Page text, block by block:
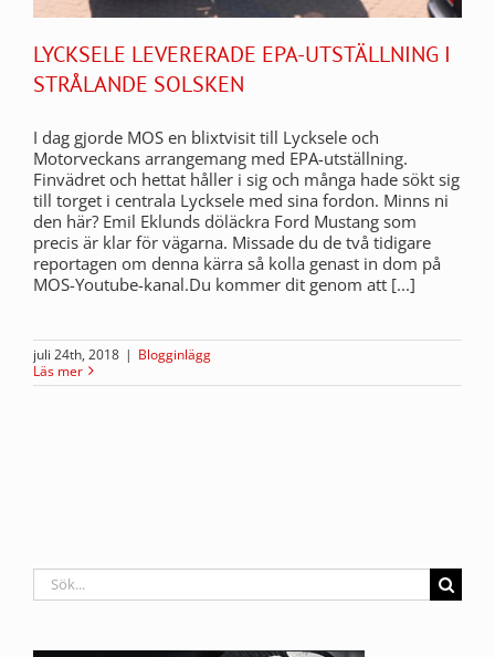
LYCKSELE LEVERERADE EPA-UTSTÄLLNING I
STRÅLANDE SOLSKEN
I dag gjorde MOS en blixtvisit till Lycksele och
Motorveckans arrangemang med EPA-utställning.
Finvädret och hettat håller i sig och många hade sökt sig
till torget i centrala Lycksele med sina fordon. Minns ni
den här? Emil Eklunds döläckra Ford Mustang som
precis är klar för vägarna. Missade du de två tidigare
reportagen om denna kärra så kolla genast in dom på
MOS-Youtube-kanal.Du kommer dit genom att [...]
juli 24th, 2018 | Blogginlägg
Läs mer
Sök
efter: